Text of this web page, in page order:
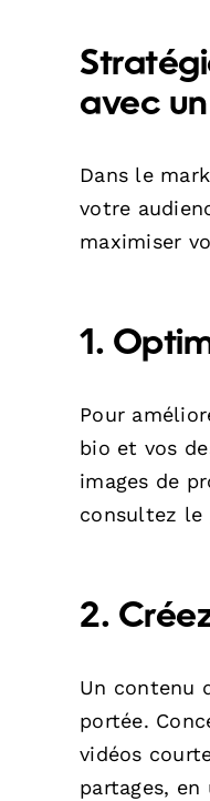
avec
Dans le
votre
maximiser
1.
Pour
bio et vos
images de
consultez le
2.
Un contenu
portée.
vidéos
partages,